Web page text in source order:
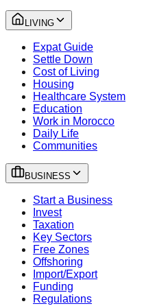
LIVING
Expat Guide
Settle Down
Cost of Living
Housing
Healthcare System
Education
Work in Morocco
Daily Life
Communities
BUSINESS
Start a Business
Invest
Taxation
Key Sectors
Free Zones
Offshoring
Import/Export
Funding
Regulations